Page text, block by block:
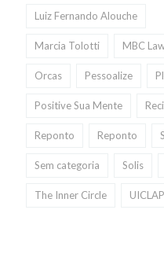
Luiz Fernando Alouche
Marcia Tolotti MBC
Orcas Pessoalize
Positive Sua Mente
Reponto Reponto
Sem categoria Solis
The Inner Circle UICLAP